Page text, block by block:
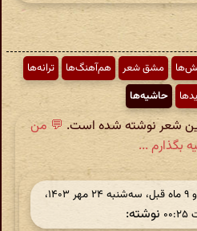
مشق شعر هم‌آهنگ‌ها
ترانه‌ها
حاشیه‌ها
شعر نوشته شده است. 💬 من
بگذارم ...
در ‫۱ سال و ۹ ماه قبل، سه‌شنبه ۲۴ مهر ۱۴۰۳،
نوشته: